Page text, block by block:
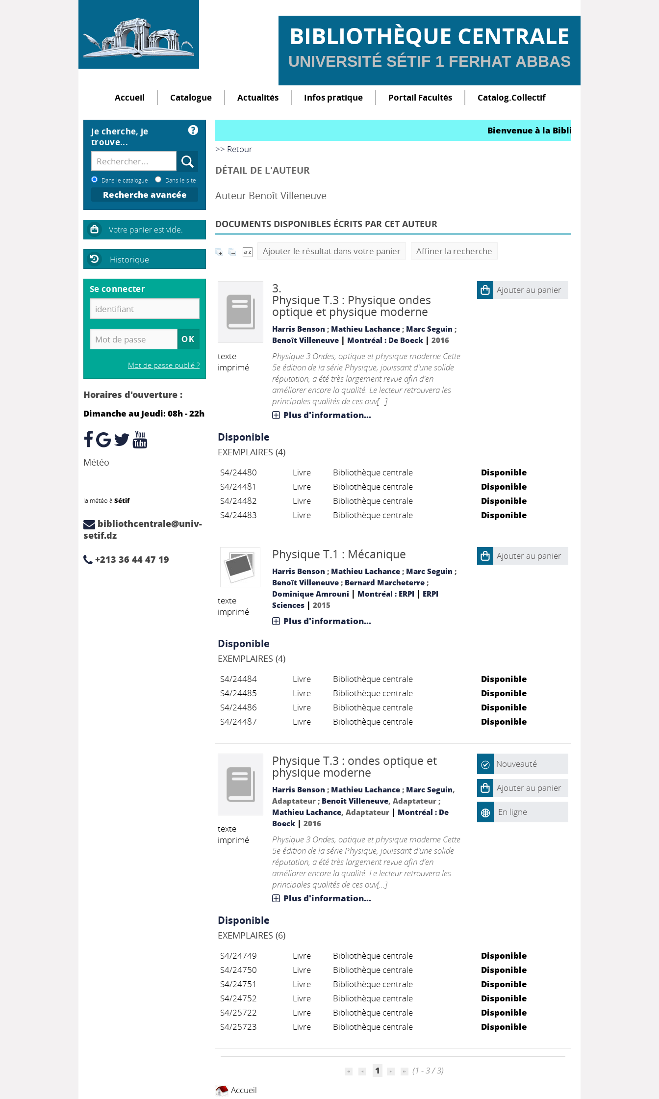
BIBLIOTHÈQUE CENTRALE
UNIVERSITÉ SÉTIF 1 FERHAT ABBAS
Accueil Catalogue Actualités Infos pratique Portail Facultés Catalog.Collectif
Bienvenue à la Bibliothèque Centrale
>> Retour
DÉTAIL DE L'AUTEUR
Auteur Benoît Villeneuve
DOCUMENTS DISPONIBLES ÉCRITS PAR CET AUTEUR
Ajouter le résultat dans votre panier Affiner la recherche
texte
imprimé
3.
Physique T.3 : Physique ondes
optique et physique moderne
Harris Benson ; Mathieu Lachance; Marc Seguin ;
Benoît Villeneuve | Montréal : De Boeck| 2016
Physique 3 Ondes, optique et physique moderne Cette
5e édition de la série Physique, jouissant d'une solide
réputation, a été très largement revue afin d'en
améliorer encore la qualité. Le lecteur retrouvera les
principales qualités de ces ouv[...]
Plus d'information...
Ajouter au panier
Disponible
EXEMPLAIRES (4)
S4/24480 Livre Bibliothèque centrale
Disponible
S4/24481
Livre Bibliothèque centrale
Disponible
S4/24482
Livre Bibliothèque centrale
Disponible
S4/24483
Livre Bibliothèque centrale Disponible
texte
imprimé
Physique T.1 : Mécanique
Harris Benson ; Mathieu Lachance; Marc Seguin ;
Benoît Villeneuve; Bernard Marcheterre;
Dominique Amrouni | Montréal : ERPI | ERPI
Sciences| 2015
Plus d'information...
Ajouter au panier
Disponible
EXEMPLAIRES (4)
S4/24484 Livre Bibliothèque centrale
Disponible
S4/24485
Livre Bibliothèque centrale
Disponible
S4/24486
Livre Bibliothèque centrale
Disponible
S4/24487
Livre Bibliothèque centrale Disponible
texte
imprimé
Physique T.3 : ondes optique et
physique moderne
Harris Benson ; Mathieu Lachance; Marc Seguin,
Adaptateur ; Benoît Villeneuve, Adaptateur ;
Mathieu Lachance, Adaptateur | Montréal : De
Boeck| 2016
Physique 3 Ondes, optique et physique moderne Cette
5e édition de la série Physique, jouissant d'une solide
réputation, a été très largement revue afin d'en
améliorer encore la qualité. Le lecteur retrouvera les
principales qualités de ces ouv[...]
Plus d'information...
Nouveauté
Ajouter au panier
En ligne
Disponible
EXEMPLAIRES (6)
S4/24749 Livre Bibliothèque centrale
Disponible
S4/24750
Livre Bibliothèque centrale
Disponible
S4/24751
Livre Bibliothèque centrale
Disponible
S4/24752
Livre Bibliothèque centrale
Disponible
S4/25722
Livre Bibliothèque centrale
Disponible
S4/25723
Livre Bibliothèque centrale Disponible
1
(1 - 3 / 3)
Accueil
Je cherche, je
trouve...
Dans le catalogue Dans le site
Recherche avancée
Historique
Se connecter
Mot de passe oublié ?
Horaires d'ouverture :
Dimanche au Jeudi: 08h - 22h
Météo
la météo à Sétif
bibliothcentrale@univ-
setif.dz
+213 36 44 47 19